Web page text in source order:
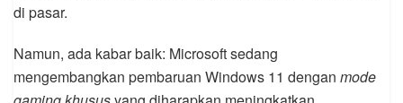
di pasar.
Namun, ada kabar baik: Microsoft sedang
mengembangkan pembaruan Windows 11 dengan mode